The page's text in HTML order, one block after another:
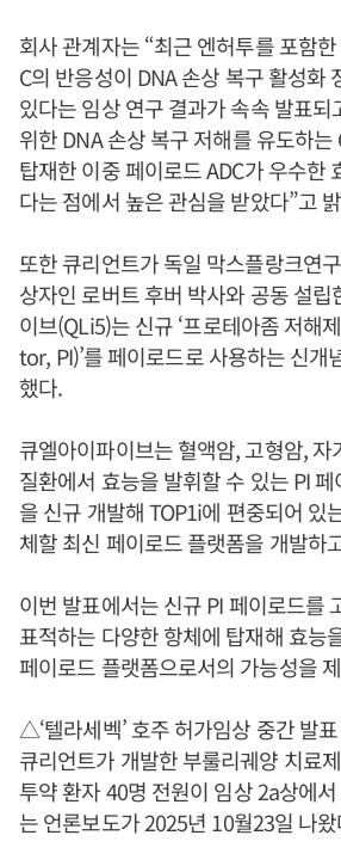
회사 관계자는 “최근 엔허투를 포함
C의 반응성이 DNA 손상 복구 활성화
있다는 임상 연구 결과가 속속 발표되
위한 DNA 손상 복구 저해를 유도하
탑재한 이중 페이로드 ADC가 우수한
다는 점에서 높은 관심을 받았다”고
또한 큐리언트가 독일 막스플랑크연
상자인 로버트 후버 박사와 공동 설
이브(QLi5)는 신규 ‘프로테아좀 저
tor, PI)’를 페이로드로 사용하는 신개
했다.
큐엘아이파이브는 혈액암, 고형암,
질환에서 효능을 발휘할 수 있는 PI
을 신규 개발해 TOP1i에 편중되어 있
체할 최신 페이로드 플랫폼을 개발하
이번 발표에서는 신규 PI 페이로드를
표적하는 다양한 항체에 탑재해 효능
페이로드 플랫폼으로서의 가능성을
△‘텔라세벡’ 호주 허가임상 중간 발
큐리언트가 개발한 부룰리궤양 치료
투약 환자 40명 전원이 임상 2a상에
는 언론보도가 2025년 10월23일 나